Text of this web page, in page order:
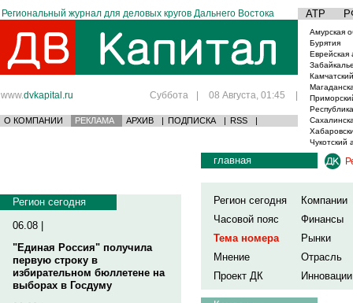
Региональный журнал для деловых кругов Дальнего Востока АТР
www.dvkapital.ru Суббота | 08 Августа, 01:45 |
О КОМПАНИИ РЕКЛАМА АРХИВ | ПОДПИСКА | RSS |
Амурская
Бурятия
Еврейская
Чукотский
Регион сегодня
06.08 |
"Единая Россия" получила
первую строку в
избирательном бюллетене на
выборах в Госдуму
главная
Регион сегодня
Компании
Часовой пояс
Финансы
Тема номера
Рынки
Мнение
Отрасль
Проект ДК
Инновации